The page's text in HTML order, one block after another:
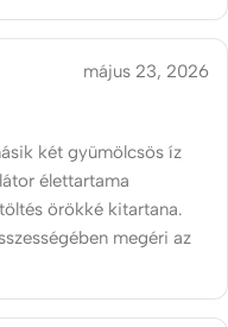
május 23, 2026
két gyümölcsös íz
élettartama
örökké kitartana.
megéri az